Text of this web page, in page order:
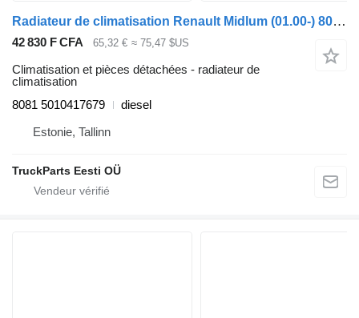
Radiateur de climatisation Renault Midlum (01.00-) 8081 pour tracteur routier Renault Kerax, Midlum (1997-2014)
42 830 F CFA 65,32 € ≈ 75,47 $US
Climatisation et pièces détachées - radiateur de
climatisation
8081 5010417679
diesel
Estonie, Tallinn
TruckParts Eesti OÜ